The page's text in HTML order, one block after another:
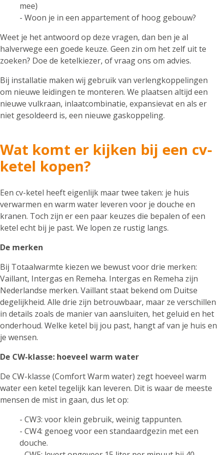
mee)
- Woon je in een appartement of hoog gebouw?
Weet je het antwoord op deze vragen, dan ben je al
halverwege een goede keuze. Geen zin om het zelf uit te
zoeken? Doe de ketelkiezer, of vraag ons om advies.
Bij installatie maken wij gebruik van verlengkoppelingen
om nieuwe leidingen te monteren. We plaatsen altijd een
nieuwe vulkraan, inlaatcombinatie, expansievat en als er
niet gesoldeerd is, een nieuwe gaskoppeling.
Wat komt er kijken bij een cv-
ketel kopen?
Een cv-ketel heeft eigenlijk maar twee taken: je huis
verwarmen en warm water leveren voor je douche en
kranen. Toch zijn er een paar keuzes die bepalen of een
ketel echt bij je past. We lopen ze rustig langs.
De merken
Bij Totaalwarmte kiezen we bewust voor drie merken:
Vaillant, Intergas en Remeha. Intergas en Remeha zijn
Nederlandse merken. Vaillant staat bekend om Duitse
degelijkheid. Alle drie zijn betrouwbaar, maar ze verschillen
in details zoals de manier van aansluiten, het geluid en het
onderhoud. Welke ketel bij jou past, hangt af van je huis en
je wensen.
De CW-klasse: hoeveel warm water
De CW-klasse (Comfort Warm water) zegt hoeveel warm
water een ketel tegelijk kan leveren. Dit is waar de meeste
mensen de mist in gaan, dus let op:
- CW3: voor klein gebruik, weinig tappunten.
- CW4: genoeg voor een standaardgezin met een
douche.